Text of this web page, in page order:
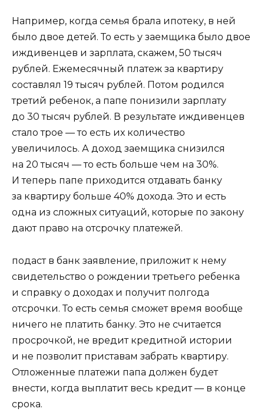
Например, когда семья брала ипотеку, в ней
было двое детей. То есть у заемщика было двое
иждивенцев и зарплата, скажем, 50 тысяч
рублей. Ежемесячный платеж за квартиру
составлял 19 тысяч рублей. Потом родился
третий ребенок, а папе понизили зарплату
до 30 тысяч рублей. В результате иждивенцев
стало трое — то есть их количество
увеличилось. А доход заемщика снизился
на 20 тысяч — то есть больше чем на 30%.
И теперь папе приходится отдавать банку
за квартиру больше 40% дохода. Это и есть
одна из сложных ситуаций, которые по закону
дают право на отсрочку платежей.
подаст в банк заявление, приложит к нему
свидетельство о рождении третьего ребенка
и справку о доходах и получит полгода
отсрочки. То есть семья сможет время вообще
ничего не платить банку. Это не считается
просрочкой, не вредит кредитной истории
и не позволит приставам забрать квартиру.
Отложенные платежи папа должен будет
внести, когда выплатит весь кредит — в конце
срока.